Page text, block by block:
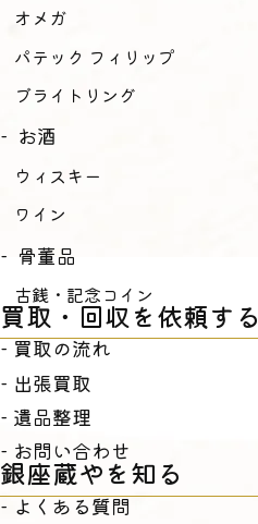
オメガ
パテック フィリップ
ブライトリング
お酒
ウィスキー
ワイン
骨董品
古銭・記念コイン
買取・回収を依頼する
買取の流れ
出張買取
遺品整理
お問い合わせ
銀座蔵やを知る
よくある質問